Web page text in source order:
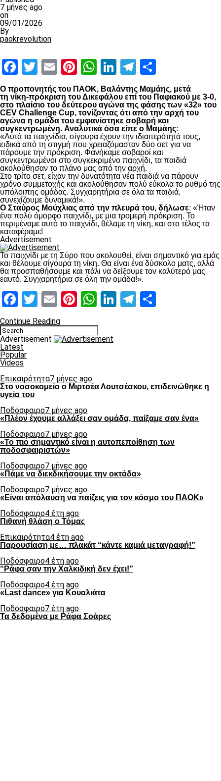
7 μήνες ago
on
09/01/2026
By
paokrevolution
Facebook
Twitter
EmailPinterest
WhatsApp
LinkedIn
Telegram
Ο προπονητής του ΠΑΟΚ, Βαλάντης Μαμάης, μετά
τη νίκη-πρόκριση του Δικεφάλου επί του Παφιακού με 3-0,
στο πλαίσιο του δεύτερου αγώνα της φάσης των «32» του
CEV Challenge Cup, τονίζοντας ότι από την αρχή του
αγώνα η ομάδα του εμφανίστηκε σοβαρή και
συγκεντρωμένη. Αναλυτικά όσα είπε ο Μαμάης:
«Αυτά τα παιχνίδια, σίγουρα έχουν την ιδιαιτερότητά τους,
ειδικά από τη στιγμή που χρειαζόμασταν δύο σετ για να
πάρουμε την πρόκριση. Φανήκαμε σοβαροί και
συγκεντρωμένοι στο συγκεκριμένο παιχνίδι, τα παιδιά
ακολούθησαν το πλάνο μας από την αρχή.
Στο τρίτο σετ, είχαν την δυνατότητα νέα παιδιά να πάρουν
χρόνο συμμετοχής και ακολούθησαν πολύ εύκολα το ρυθμό της
υπόλοιπης ομάδας. Συγχαρητήρια σε όλα τα παιδιά,
συνεχίζουμε δυναμικά!».
Ο Σταύρος Μούχλιας από την πλευρά του, δήλωσε: «Ήταν
ένα πολύ όμορφο παιχνίδι, με μια τρομερή πρόκριση. Το
περιμέναμε αυτό το παιχνίδι, θέλαμε τη νίκη, και στο τέλος τα
καταφέραμε!
Advertisement
Το παιχνίδι με τη Σύρο που ακολουθεί, είναι σημαντικό για εμάς
και θέλουμε σίγουρα τη νίκη. Θα είναι ένα δύσκολο ματς, αλλά
θα προσπαθήσουμε και πάλι να δείξουμε τον καλύτερό μας
εαυτό. Συγχαρητήρια σε όλη την ομάδα!».
Facebook
Twitter
EmailPinterest
WhatsApp
LinkedIn
Telegram
Continue Reading
Advertisement
Latest
Popular
Videos
Επικαιρότητα7 μήνες ago
Στο νοσοκομείο ο Μιρτσέα Λουτσέσκου, επιδεινώθηκε η
υγεία του
Ποδόσφαιρο7 μήνες ago
«Πλέον έχουμε αλλάξει σαν ομάδα, παίξαμε σαν ένα»
Ποδόσφαιρο7 μήνες ago
«Το πιο σημαντικό είναι η αυτοπεποίθηση των
ποδοσφαιριστών»
Ποδόσφαιρο7 μήνες ago
«Πάμε να διεκδικήσουμε την οκτάδα»
Ποδόσφαιρο7 μήνες ago
«Είναι απόλαυση να παίζεις για τον κόσμο του ΠΑΟΚ»
Ποδόσφαιρο4 έτη ago
Πιθανή θλάση ο Τόμας
Επικαιρότητα4 έτη ago
Παρουσίαση με… πλακάτ “κάντε καμιά μεταγραφή!”
Ποδόσφαιρο4 έτη ago
“Ράφα σαν την Χαλκιδική δεν έχει!”
Ποδόσφαιρο4 έτη ago
«Last dance» για Κουαλιάτα
Ποδόσφαιρο7 έτη ago
Τα δεδομένα με Ράφα Σοάρες